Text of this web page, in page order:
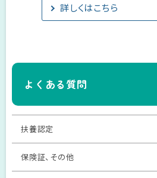
詳しくはこちら
よくある質問
扶養認定
保険証、その他